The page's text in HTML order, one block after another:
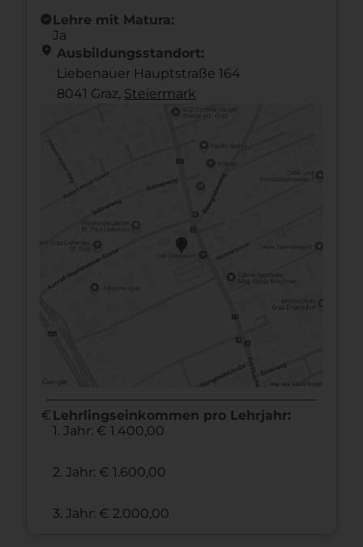
new_releasesLehre mit Matura:
Ja
location_on Ausbildungsstandort:
Liebenauer Hauptstraße 164
8041 Graz, Steier­mark
euro Lehrlingseinkommen pro Lehrjahr:
1. Jahr: € 1.400,00
2. Jahr: € 1.600,00
3. Jahr: € 2.000,00